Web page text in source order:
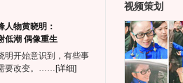
人物黄晓明：
低潮 偶像重生
明开始意识到，有些事
要改变。…… [详细]
视频策划